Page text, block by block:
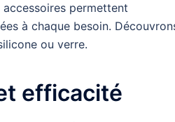
permettent
à chaque besoin.
ou verre.
efficacité